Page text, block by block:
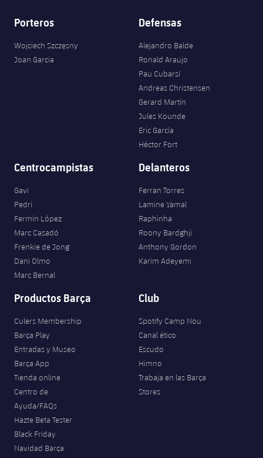
Porteros
Wojciech Szczęsny
Joan Garcia
Defensas
Alejandro Balde
Ronald Araujo
Pau Cubarsí
Andreas Christensen
Gerard Martín
Jules Kounde
Eric García
Héctor Fort
Centrocampistas
Gavi
Pedri
Fermín López
Marc Casadó
Frenkie de Jong
Dani Olmo
Marc Bernal
Delanteros
Ferran Torres
Lamine Yamal
Raphinha
Roony Bardghji
Anthony Gordon
Karim Adeyemi
Productos Barça
Culers Membership
Barça Play
Entradas y Museo
Barça App
Tienda online
Centro de
Ayuda/FAQs
Hazte Beta Tester
Black Friday
Navidad Barça
Club
Spotify Camp Nou
Canal ético
Escudo
Himno
Trabaja en las Barça
Stores